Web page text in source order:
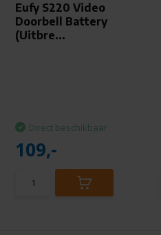
Eufy S220 Video
Doorbell Battery
(Uitbre...
Direct beschikbaar
109,-